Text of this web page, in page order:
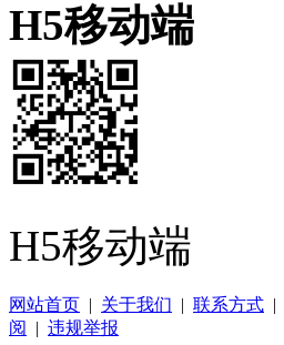
H5移动端
H5移动端
网站首页 关于我们 联系方式
阅
违规举报